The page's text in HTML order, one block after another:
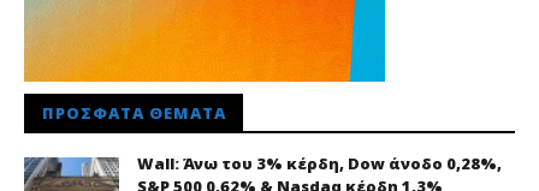
ΠΡΌΣΦΑΤΑ ΘΈΜΑΤΑ
Wall: Άνω του 3% κέρδη, Dow άνοδο 0,28%,
S&P 500 0,62% & Nasdaq κέρδη 1,3%